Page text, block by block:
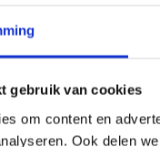
gebruik van cookies
om content en
Ook delen